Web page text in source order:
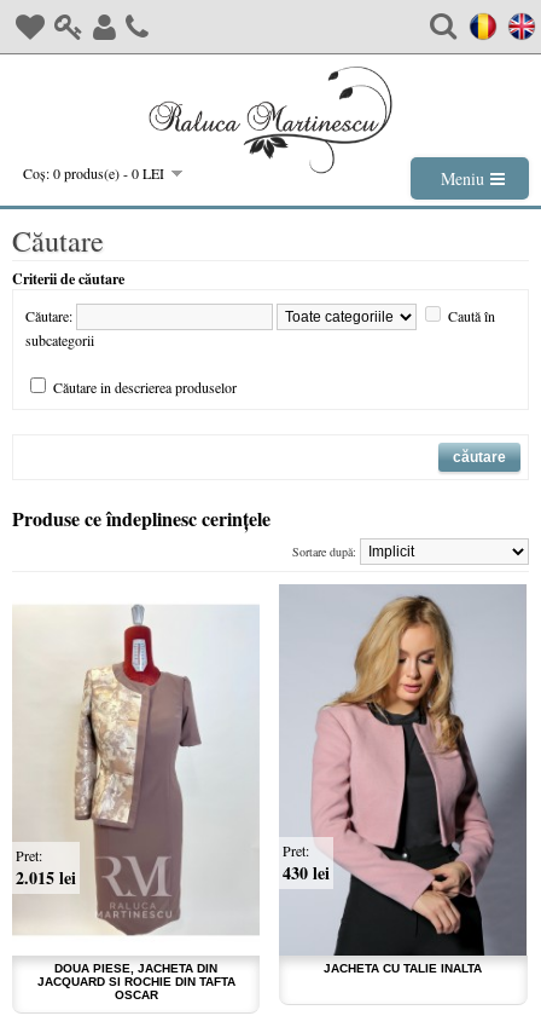
Coş: 0 produs(e) - 0 LEI Meniu
Căutare
Criterii de căutare
Căutare:
Caută în
subcategorii
Căutare in descrierea produselor
Produse ce îndeplinesc cerinţele
Sortare după:
DOUA PIESE, JACHETA DIN
JACQUARD SI ROCHIE DIN TAFTA
OSCAR
Pret:
2.015 lei
JACHETA CU TALIE INALTA
Pret:
430 lei